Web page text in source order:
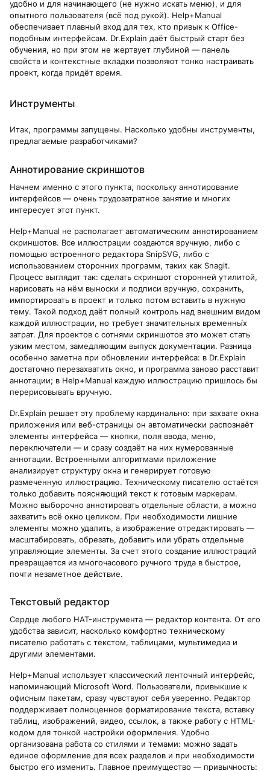
удобно и для начинающего (не нужно искать меню), и для
опытного пользователя (всё под рукой). Help+Manual
обеспечивает плавный вход для тех, кто привык к Office-
подобным интерфейсам. Dr.Explain даёт быстрый старт без
обучения, но при этом не жертвует глубиной — панель
свойств и контекстные вкладки позволяют тонко настраивать
проект, когда придёт время.
Инструменты
Итак, программы запущены. Насколько удобны инструменты,
предлагаемые разработчиками?
Аннотирование скриншотов
Начнем именно с этого пункта, поскольку аннотирование
интерфейсов — очень трудозатратное занятие и многих
интересует этот пункт.
Help+Manual не располагает автоматическим аннотированием
скриншотов. Все иллюстрации создаются вручную, либо с
помощью встроенного редактора SnipSVG, либо с
использованием сторонних программ, таких как Snagit.
Процесс выглядит так: сделать скриншот сторонней утилитой,
нарисовать на нём выноски и подписи вручную, сохранить,
импортировать в проект и только потом вставить в нужную
тему. Такой подход даёт полный контроль над внешним видом
каждой иллюстрации, но требует значительных временны́х
затрат. Для проектов с сотнями скриншотов это может стать
узким местом, замедляющим выпуск документации. Разница
особенно заметна при обновлении интерфейса: в Dr.Explain
достаточно перезахватить окно, и программа заново расставит
аннотации; в Help+Manual каждую иллюстрацию пришлось бы
перерисовывать вручную.
Dr.Explain решает эту проблему кардинально: при захвате окна
приложения или веб-страницы он автоматически распознаёт
элементы интерфейса — кнопки, поля ввода, меню,
переключатели — и сразу создаёт на них нумерованные
аннотации. Встроенными алгоритмами приложение
анализирует структуру окна и генерирует готовую
размеченную иллюстрацию. Техническому писателю остаётся
только добавить поясняющий текст к готовым маркерам.
Можно выборочно аннотировать отдельные области, а можно
захватить всё окно целиком. При необходимости лишние
элементы можно удалить, а изображение отредактировать —
масштабировать, обрезать, добавить или убрать отдельные
управляющие элементы. За счет этого создание иллюстраций
превращается из многочасового ручного труда в быстрое,
почти незаметное действие.
Текстовый редактор
Сердце любого HAT-инструмента — редактор контента. От его
удобства зависит, насколько комфортно техническому
писателю работать с текстом, таблицами, мультимедиа и
другими элементами.
Help+Manual использует классический ленточный интерфейс,
напоминающий Microsoft Word. Пользователи, привыкшие к
офисным пакетам, сразу чувствуют себя уверенно. Редактор
поддерживает полноценное форматирование текста, вставку
таблиц, изображений, видео, ссылок, а также работу с HTML-
кодом для тонкой настройки оформления. Удобно
организована работа со стилями и темами: можно задать
единое оформление для всех разделов и при необходимости
быстро его изменить. Главное преимущество — привычность: